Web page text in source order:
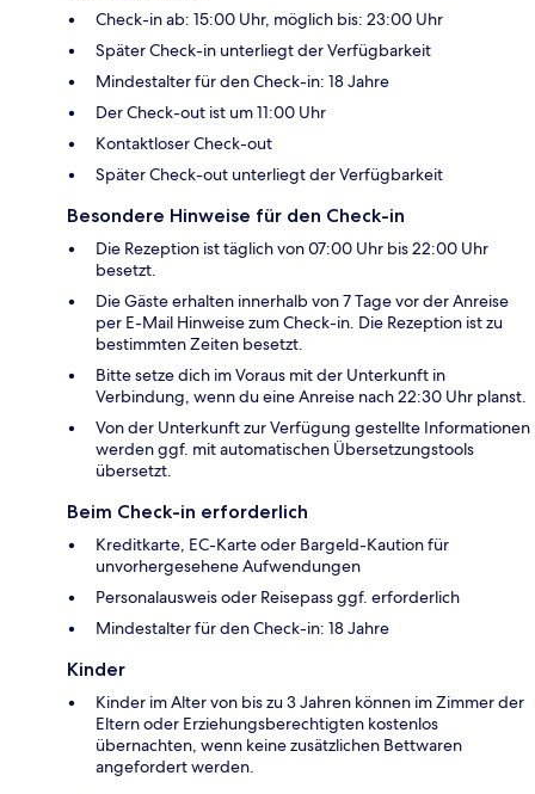
Check-in ab: 15:00 Uhr, möglich bis: 23:00 Uhr
Später Check-in unterliegt der Verfügbarkeit
Mindestalter für den Check-in: 18 Jahre
Der Check-out ist um 11:00 Uhr
Kontaktloser Check-out
Später Check-out unterliegt der Verfügbarkeit
Besondere Hinweise für den Check-in
Die Rezeption ist täglich von 07:00 Uhr bis 22:00 Uhr
besetzt.
Die Gäste erhalten innerhalb von 7 Tage vor der Anreise
per E-Mail Hinweise zum Check-in. Die Rezeption ist zu
bestimmten Zeiten besetzt.
Bitte setze dich im Voraus mit der Unterkunft in
Verbindung, wenn du eine Anreise nach 22:30 Uhr planst.
Von der Unterkunft zur Verfügung gestellte Informationen
werden ggf. mit automatischen Übersetzungstools
übersetzt.
Beim Check-in erforderlich
Kreditkarte, EC-Karte oder Bargeld-Kaution für
unvorhergesehene Aufwendungen
Personalausweis oder Reisepass ggf. erforderlich
Mindestalter für den Check-in: 18 Jahre
Kinder
Kinder im Alter von bis zu 3 Jahren können im Zimmer der
Eltern oder Erziehungsberechtigten kostenlos
übernachten, wenn keine zusätzlichen Bettwaren
angefordert werden.